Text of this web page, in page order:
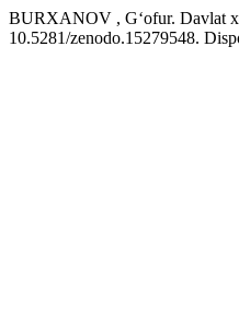
BURXANOV , G‘ofur. Davlat
10.5281/zenodo.15279548.